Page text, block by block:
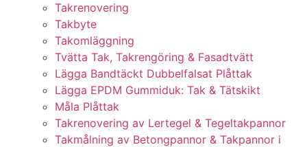
Takrenovering
Takbyte
Takomläggning
Tvätta Tak, Takrengöring & Fasadtvätt
Lägga Bandtäckt Dubbelfalsat Plåttak
Lägga EPDM Gummiduk: Tak & Tätskikt
Måla Plåttak
Takrenovering av Lertegel & Tegeltakpannor
Takmålning av Betongpannor & Takpannor i